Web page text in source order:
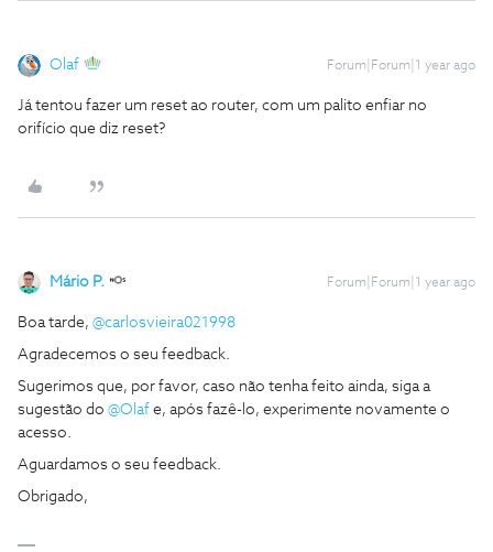
Olaf Forum|Forum|1 year ago
Já tentou fazer um reset ao router, com um palito enfiar no
orifício que diz reset?
Mário P. Forum|Forum|1 year ago
Boa tarde, @carlosvieira021998
Agradecemos o seu feedback.
Sugerimos que, por favor, caso não tenha feito ainda, siga a
sugestão do @Olaf e, após fazê-lo, experimente novamente o
acesso.
Aguardamos o seu feedback.
Obrigado,